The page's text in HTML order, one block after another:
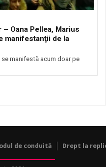
Oana Pellea, Marius
manifestanţii de la
manifestă acum doar pe
de conduită Drept la